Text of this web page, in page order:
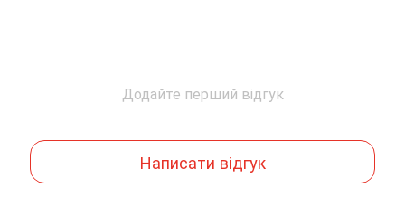
Додайте перший відгук
Написати відгук